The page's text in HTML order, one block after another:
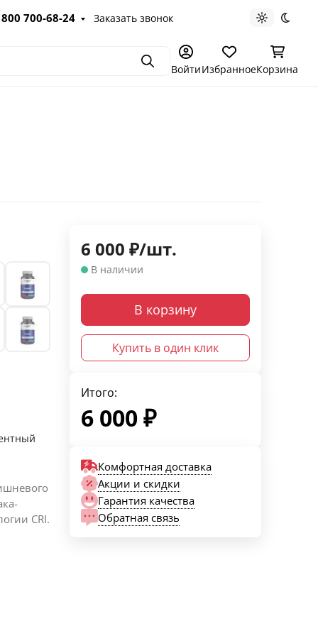
700-68-24 Заказать звонок Светлая
ПоискВойтиИзбранноеКорзина
CRI.
6 000 ₽/шт.
В наличии
В корзину
Купить в один клик
Итого:
6 000₽
Комфортная доставка
Акции и скидки
Гарантия качества
Обратная связь